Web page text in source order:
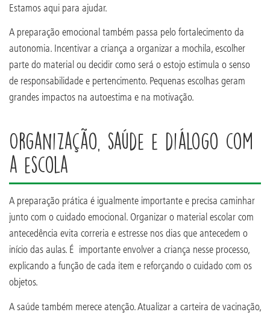
Estamos aqui para ajudar.
A preparação emocional também passa pelo fortalecimento da
autonomia. Incentivar a criança a organizar a mochila, escolher
parte do material ou decidir como será o estojo estimula o senso
de responsabilidade e pertencimento. Pequenas escolhas geram
grandes impactos na autoestima e na motivação.
Organização, saúde e diálogo com
a escola
A preparação prática é igualmente importante e precisa caminhar
junto com o cuidado emocional. Organizar o material escolar com
antecedência evita correria e estresse nos dias que antecedem o
início das aulas. É importante envolver a criança nesse processo,
explicando a função de cada item e reforçando o cuidado com os
objetos.
A saúde também merece atenção. Atualizar a carteira de vacinação,